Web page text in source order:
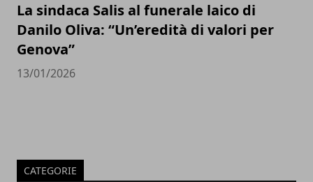
La sindaca Salis al funerale laico di
Danilo Oliva: “Un’eredità di valori per
Genova”
13/01/2026
CATEGORIE